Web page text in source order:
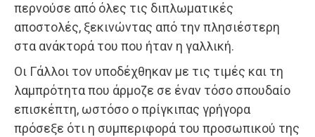
περνούσε από όλες τις διπλωματικές
αποστολές, ξεκινώντας από την πλησιέστερη
στα ανάκτορά του που ήταν η γαλλική.
Οι Γάλλοι τον υποδέχθηκαν με τις τιμές και τη
λαμπρότητα που άρμοζε σε έναν τόσο σπουδαίο
επισκέπτη, ωστόσο ο πρίγκιπας γρήγορα
πρόσεξε ότι η συμπεριφορά του προσωπικού της